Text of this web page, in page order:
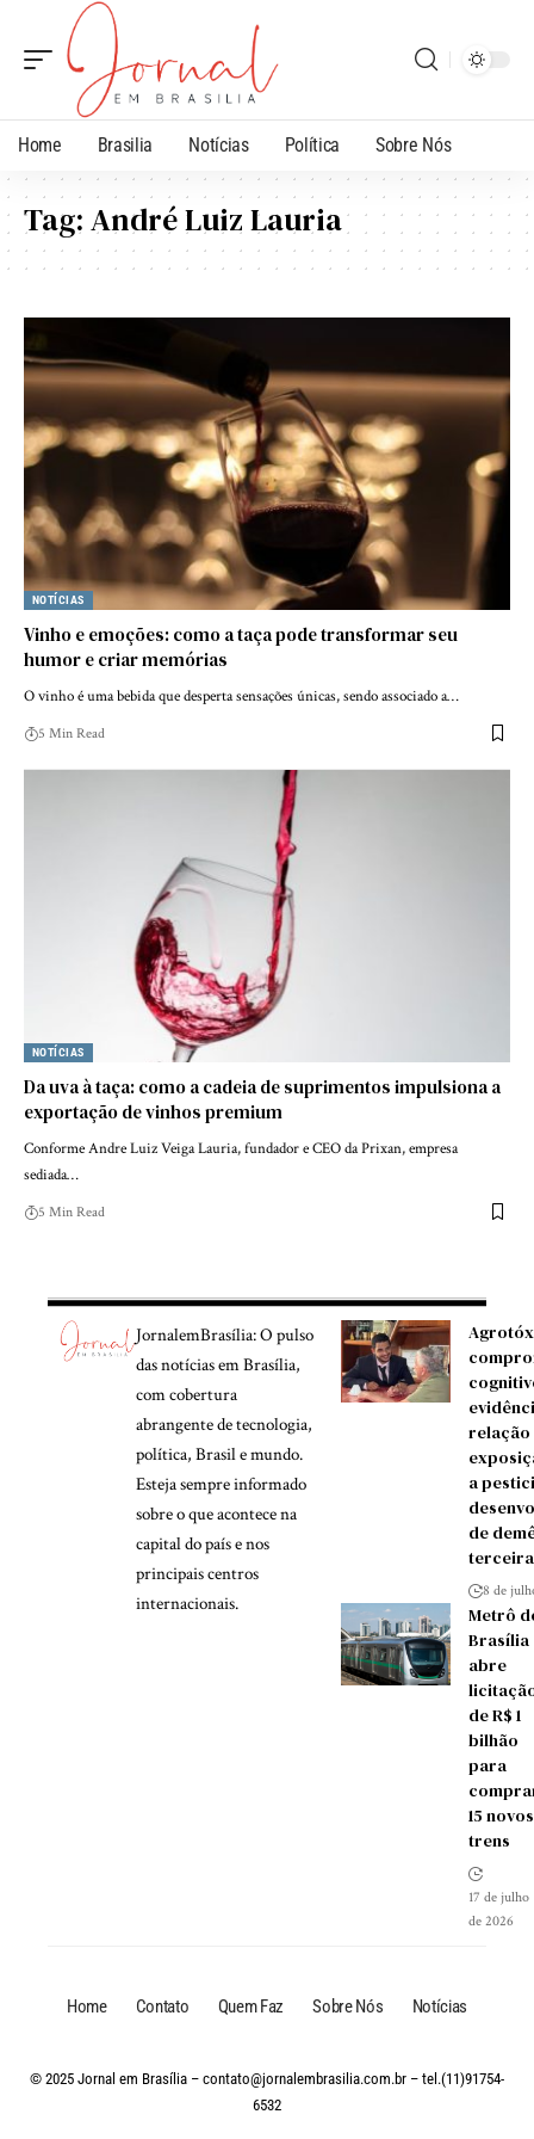
Home Brasilia Notícias Política Sobre Nós
Tag:André Luiz Lauria
NOTÍCIAS
Vinho e emoções: como a taça pode transformar seu
humor e criar memórias
O vinho é uma bebida que desperta sensações únicas, sendo associado a…
5 Min Read
NOTÍCIAS
Da uva à taça: como a cadeia de suprimentos impulsiona a
exportação de vinhos premium
Conforme Andre Luiz Veiga Lauria, fundador e CEO da Prixan, empresa
sediada…
5 Min Read
JornalemBrasília: O pulso
das notícias em Brasília,
com cobertura
abrangente de tecnologia,
política, Brasil e mundo.
Esteja sempre informado
sobre o que acontece na
capital do país e nos
principais centros
internacionais.
a
de
8 de
Metrô
Brasília
abre
de R$ 1
bilhão
para
15 novos
trens
17 de julho
de 2026
Home Contato Quem Faz Sobre Nós Notícias
© 2025 Jornal em Brasília – contato@jornalembrasilia.com.br – tel.(11)91754-
6532